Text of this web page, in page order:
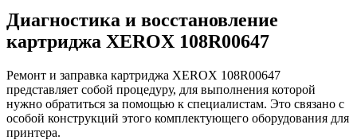
Диагностика и восстановление
картриджа XEROX 108R00647
Ремонт и заправка картриджа XEROX 108R00647
представляет собой процедуру, для выполнения которой
нужно обратиться за помощью к специалистам. Это связано с
особой конструкций этого комплектующего оборудования для
принтера.